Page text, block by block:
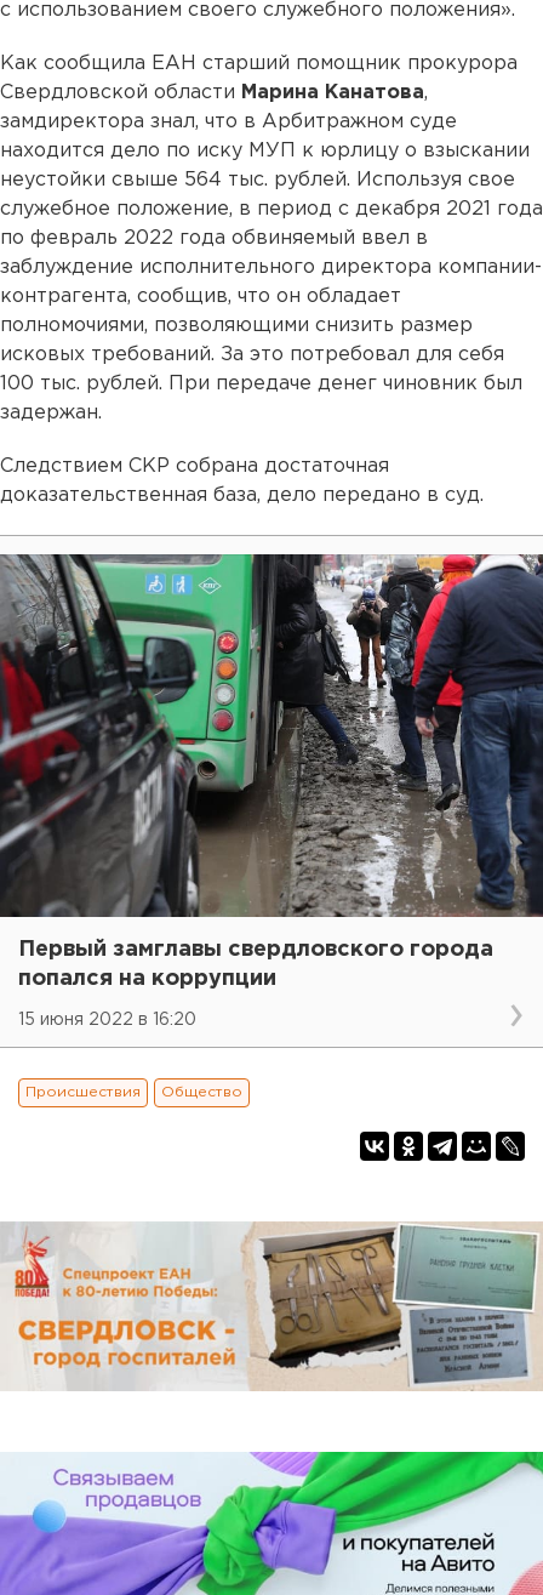
с использованием своего служебного положения».
Как сообщила ЕАН старший помощник прокурора
Свердловской области Марина Канатова,
замдиректора знал, что в Арбитражном суде
находится дело по иску МУП к юрлицу о взыскании
неустойки свыше 564 тыс. рублей. Используя свое
служебное положение, в период с декабря 2021 года
по февраль 2022 года обвиняемый ввел в
заблуждение исполнительного директора компании-
контрагента, сообщив, что он обладает
полномочиями, позволяющими снизить размер
исковых требований. За это потребовал для себя
100 тыс. рублей. При передаче денег чиновник был
задержан.
Следствием СКР собрана достаточная
доказательственная база, дело передано в суд.
Первый замглавы свердловского города
попался на коррупции
15 июня 2022 в 16:20
Происшествия Общество